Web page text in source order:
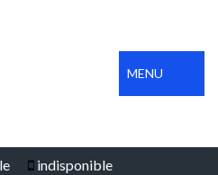
MENU
indisponible